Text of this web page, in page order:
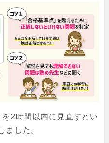
2時間以内に見直すとい
ました。